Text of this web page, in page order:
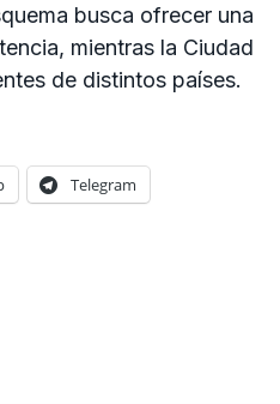
busca ofrecer una
mientras la Ciudad
de distintos países.
Telegram